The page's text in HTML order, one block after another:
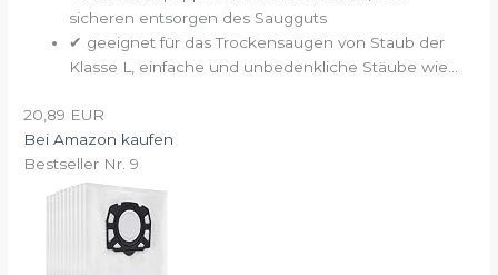
sicheren entsorgen des Saugguts
✔ geeignet für das Trockensaugen von Staub der
Klasse L, einfache und unbedenkliche Stäube wie...
20,89 EUR
Bei Amazon kaufen
Bestseller Nr. 9